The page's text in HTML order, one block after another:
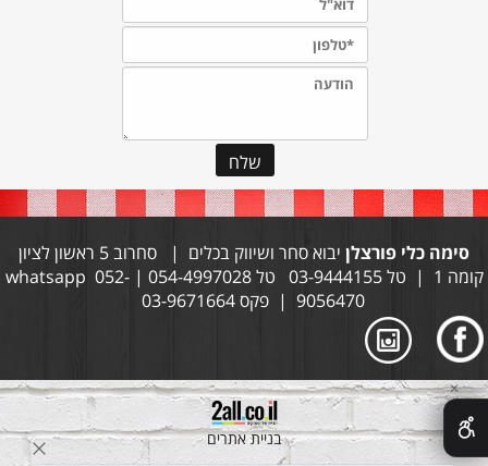
סימה כלי פורצלן
יבוא סחר ושיווק בכלים | סחרוב 5 ראשון לציון
קומה 1 | טל 03-9444155 טל 054-4997028 | whatsapp 052-
9056470 | פקס 03-9671664
בניית אתרים
✕